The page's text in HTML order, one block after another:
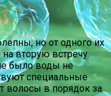
Какой Цвет
В 2026 Году По
но от одного их
на вторую встречу
было воды не
специальные
волосы в порядок за